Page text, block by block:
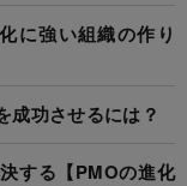
に強い組織の作り
成功させるには？
する【PMOの進化